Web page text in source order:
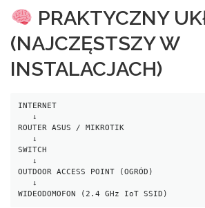
PRAKTYCZNY
(NAJCZĘSTSZY W
INSTALACJACH)
INTERNET
   ↓
ROUTER ASUS / MIKROTIK
   ↓
SWITCH
   ↓
OUTDOOR ACCESS POINT (OGRÓD)
   ↓
WIDEODOMOFON (2.4 GHz IoT SSID)